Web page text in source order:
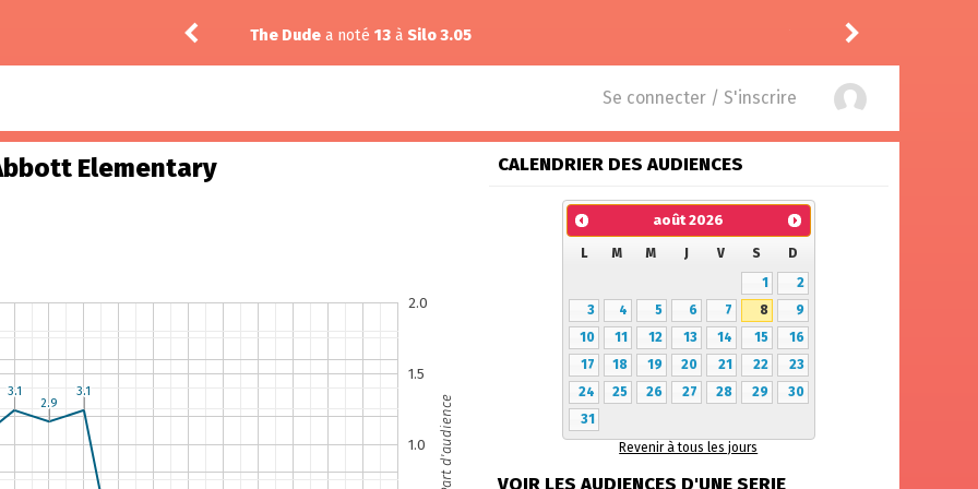
The Dude a noté 13 à Silo 3.05 a noté
Se connecter / S'inscrire
Elementary
1.0
1.5
2.0
3.1
3.1
2.9
2.9
3.1
3.1
Part d'audience
CALENDRIER DES AUDIENCES
août 2026
L M M J V S
D
1
2
3
4 5 6 7 8
9
10
11 12 13 14 15
16
17
18 19 20 21 22
23
24
25 26 27 28 29
30
31
Revenir à tous les jours
VOIR LES AUDIENCES D'UNE SERIE